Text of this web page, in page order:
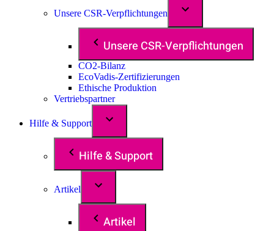
Unsere CSR-Verpflichtungen
Unsere CSR-Verpflichtungen
CO2-Bilanz
EcoVadis-Zertifizierungen
Ethische Produktion
Vertriebspartner
Hilfe & Support
Hilfe & Support
Artikel
Artikel